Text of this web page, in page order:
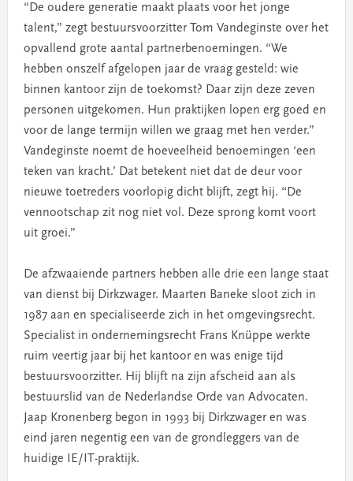
“De oudere generatie maakt plaats voor het jonge
talent,” zegt bestuursvoorzitter Tom Vandeginste over het
opvallend grote aantal partnerbenoemingen. “We
hebben onszelf afgelopen jaar de vraag gesteld: wie
binnen kantoor zijn de toekomst? Daar zijn deze zeven
personen uitgekomen. Hun praktijken lopen erg goed en
voor de lange termijn willen we graag met hen verder.”
Vandeginste noemt de hoeveelheid benoemingen ‘een
teken van kracht.’ Dat betekent niet dat de deur voor
nieuwe toetreders voorlopig dicht blijft, zegt hij. “De
vennootschap zit nog niet vol. Deze sprong komt voort
uit groei.”
De afzwaaiende partners hebben alle drie een lange staat
van dienst bij Dirkzwager. Maarten Baneke sloot zich in
1987 aan en specialiseerde zich in het omgevingsrecht.
Specialist in ondernemingsrecht Frans Knüppe werkte
ruim veertig jaar bij het kantoor en was enige tijd
bestuursvoorzitter. Hij blijft na zijn afscheid aan als
bestuurslid van de Nederlandse Orde van Advocaten.
Jaap Kronenberg begon in 1993 bij Dirkzwager en was
eind jaren negentig een van de grondleggers van de
huidige IE/IT-praktijk.